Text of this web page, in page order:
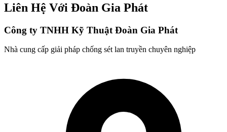
Liên Hệ Với Đoàn Gia Phát
Công ty TNHH Kỹ Thuật Đoàn Gia Phát
Nhà cung cấp giải pháp chống sét lan truyền chuyên nghiệp